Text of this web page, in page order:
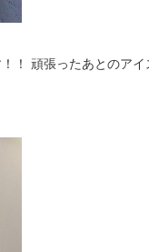
頑張ったあとのアイ